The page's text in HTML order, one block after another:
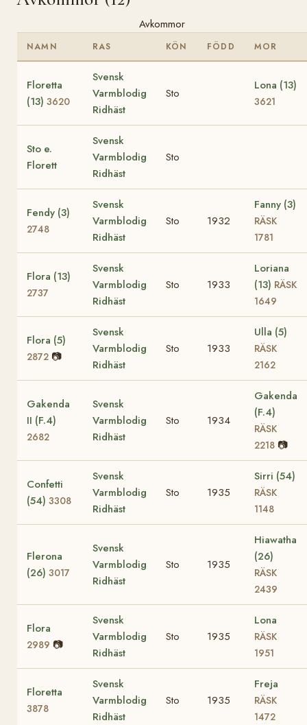
Avkommor
NAMN RAS KÖN FÖDD MOR
Floretta
(13) 3620
Svensk
Varmblodig
Ridhäst
Sto
Lona (13)
3621
Sto e.
Florett
Svensk
Varmblodig
Ridhäst
Sto
Fendy (3)
2748
Svensk
Varmblodig
Ridhäst
Sto 1932
Fanny (3)
RÄSK
1781
Flora (13)
2737
Svensk
Varmblodig
Ridhäst
Sto 1933
Loriana
(13) RÄSK
1649
Flora (5)
2872 📷
Svensk
Varmblodig
Ridhäst
Sto 1933
Ulla (5)
RÄSK
2162
Gakenda
II (F.4)
2682
Svensk
Varmblodig
Ridhäst
Sto 1934
Gakenda
(F.4)
RÄSK
2218 📷
Confetti
(54) 3308
Svensk
Varmblodig
Ridhäst
Sto 1935
Sirri (54)
RÄSK
1148
Flerona
(26) 3017
Svensk
Varmblodig
Ridhäst
Sto 1935
Hiawatha
(26)
RÄSK
2439
Flora
2989 📷
Svensk
Varmblodig
Ridhäst
Sto 1935
Lona
RÄSK
1951
Floretta
3878
Svensk
Varmblodig
Ridhäst
Sto 1935
Freja
RÄSK
1472